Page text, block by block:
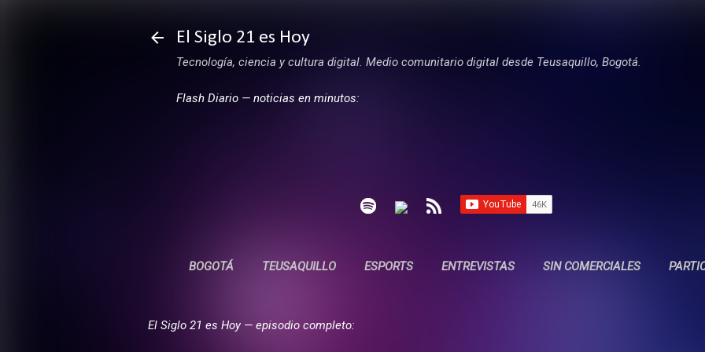
El Siglo 21 es Hoy
Tecnología, ciencia y cultura digital. Medio comunitario digital desde Teusaquillo, Bogotá.
Flash Diario — noticias en minutos:
BOGOTÁ TEUSAQUILLO ESPORTS ENTREVISTAS SIN COMERCIALES
El Siglo 21 es Hoy — episodio completo: